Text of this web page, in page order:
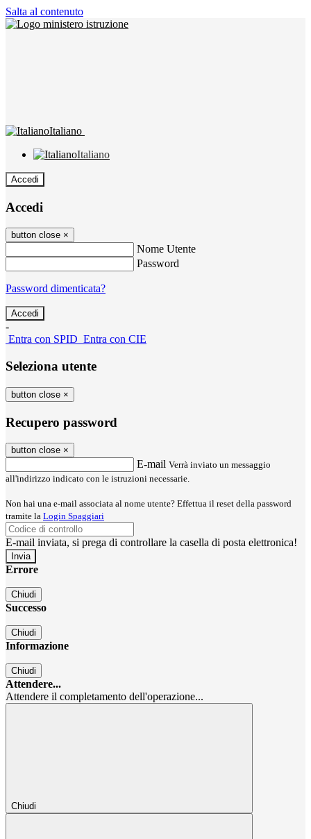
Salta al contenuto
Italiano
Italiano
Accedi
Accedi
button close ×
Nome Utente
Password
Password dimenticata?
-
Entra con SPID Entra con CIE
Seleziona utente
button close ×
Recupero password
button close ×
E-mail Verrà inviato un messaggio
all'indirizzo indicato con le istruzioni necessarie.
Non hai una e-mail associata al nome utente? Effettua il reset della password
tramite la Login Spaggiari
E-mail inviata, si prega di controllare la casella di posta elettronica!
Errore
Chiudi
Successo
Chiudi
Informazione
Chiudi
Attendere...
Attendere il completamento dell'operazione...
Chiudi